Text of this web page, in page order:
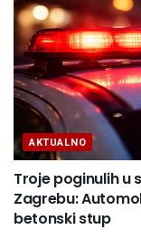
AKTUALNO
Troje poginulih u
Zagrebu:
betonski stup